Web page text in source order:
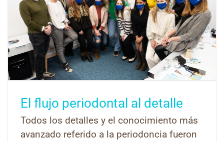
El flujo periodontal al detalle
Todos los detalles y el conocimiento más
avanzado referido a la periodoncia fueron